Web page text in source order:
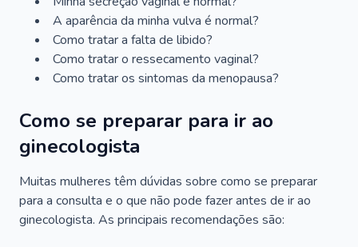
A aparência da minha vulva é normal?
Como tratar a falta de libido?
Como tratar o ressecamento vaginal?
Como tratar os sintomas da menopausa?
Como se preparar para ir ao
ginecologista
Muitas mulheres têm dúvidas sobre como se preparar
para a consulta e o que não pode fazer antes de ir ao
ginecologista. As principais recomendações são: